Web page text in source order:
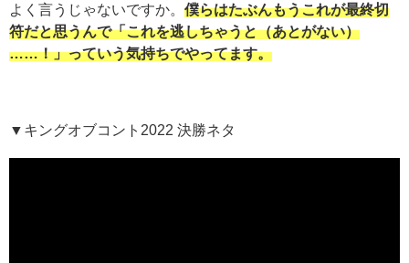
よく言うじゃないですか。 僕らはたぶんもうこれが最終切
符だと思うんで「これを逃しちゃうと（あとがない）
……！」っていう気持ちでやってます。
▼キングオブコント2022 決勝ネタ